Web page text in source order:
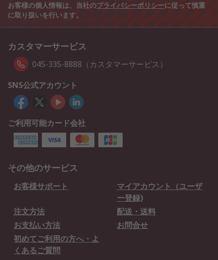
お客様の個人情報は、当社のプライバシーポリシーに従って慎重
に取り扱いを行います。
カスタマーサービス
045-335-8888（カスタマーサービス）
SNS公式アカウント
ご利用可能カード会社
その他のサービス
お客様サポート
マイアカウント（ユーザ
ー登録)
注文方法
配送・送料
お支払い方法
お問合せ
初めてご利用の方へ・よ
くあるご質問